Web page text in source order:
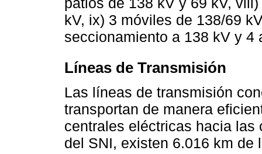
kV, ix) 3 móviles de 138/69
seccionamiento a 138 kV y 4
Líneas de Transmisión
Las líneas de transmisión
transportan de manera
centrales eléctricas hacia las
del SNI, existen 6.016 km